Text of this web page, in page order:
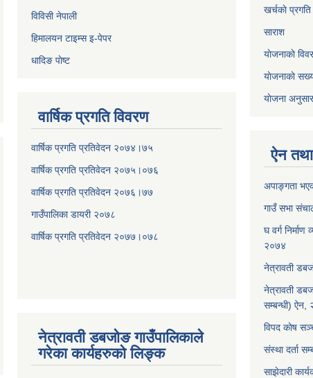
विविसी नेपाली
हिमालयन टाइम्स इ-पेपर
धादिङ पाेष्ट
वार्षिक प्रगति विवरण
वार्षिक प्रगति प्रतिवेदन २०७४।७५
वार्षिक प्रगति प्रतिवेदन २०७५।०७६
वार्षिक प्रगति प्रतिवेदन २०७६।७७
गाउँपालिका डायरी २०७८
वार्षिक प्रगति प्रतिवेदन २०७७।०७८
नेत्रावती डबजोङ गाउँपालिकाले
गरेका कार्यहरुको लिङ्क
खर्चकाे प्रगति
साराश
याेजनाकाे
याेजनाकाे
याेजना
ऐन
अपाङ्गता
गाउँ सभा
घ वर्ग निर्माण
२०७४
नेत्रावती
नेत्रावती
सम्बन्धी) ऐन,
विपद काेष
संस्था दर्ता
साझेदारी